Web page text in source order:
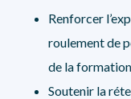
Renforcer
roulement de
de la
Soutenir la